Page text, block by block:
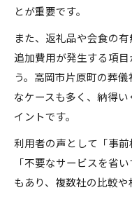
とが重要です。
また、返礼品や会食の
追加費用が発生する項
う。高岡市片原町の葬
なケースも多く、納得
イントです。
利用者の声として「事前
「不要なサービスを省
もあり、複数社の比較や